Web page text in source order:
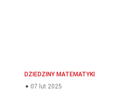
DZIEDZINY MATEMATYKI
07 lut 2025